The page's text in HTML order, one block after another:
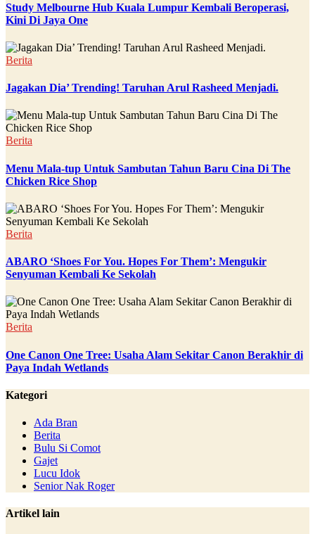
Study Melbourne Hub Kuala Lumpur Kembali Beroperasi,
Kini Di Jaya One
Berita
Jagakan Dia’ Trending! Taruhan Arul Rasheed Menjadi.
Berita
Menu Mala-tup Untuk Sambutan Tahun Baru Cina Di The
Chicken Rice Shop
Berita
ABARO ‘Shoes For You. Hopes For Them’: Mengukir
Senyuman Kembali Ke Sekolah
Berita
One Canon One Tree: Usaha Alam Sekitar Canon Berakhir di
Paya Indah Wetlands
Kategori
Ada Bran
Berita
Bulu Si Comot
Gajet
Lucu Idok
Senior Nak Roger
Artikel lain